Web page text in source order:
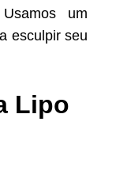
um
esculpir seu
Lipo